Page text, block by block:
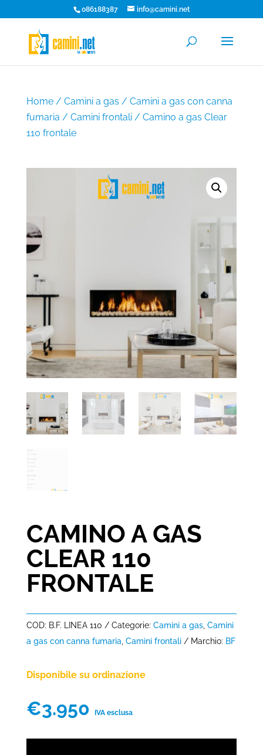
086188387 info@camini.net
Home/ Camini a gas / Camini a gas con canna
fumaria / Camini frontali/ Camino a gas Clear
110 frontale
CAMINO A GAS
CLEAR 110
FRONTALE
COD: B.F. LINEA 110 Categorie: Camini a gas, Camini
a gas con canna fumaria, Camini frontali Marchio: BF
Disponibile su ordinazione
€3.950 IVA esclusa